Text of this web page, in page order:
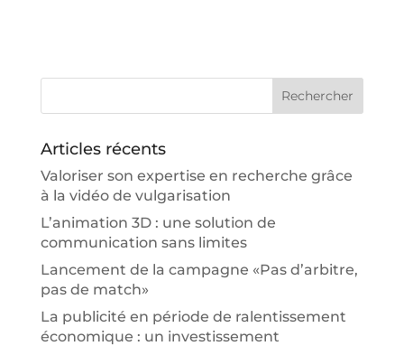
Articles récents
Valoriser son expertise en recherche grâce
à la vidéo de vulgarisation
L’animation 3D : une solution de
communication sans limites
Lancement de la campagne «Pas d’arbitre,
pas de match»
La publicité en période de ralentissement
économique : un investissement